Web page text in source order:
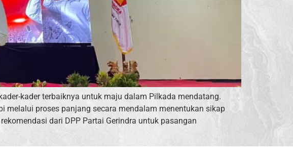
kader terbaiknya untuk maju dalam Pilkada mendatang.
melalui proses panjang secara mendalam menentukan sikap
dari DPP Partai Gerindra untuk pasangan